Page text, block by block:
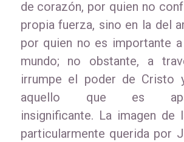
de corazón, por quien no
propia fuerza, sino en la del
por quien no es importante
mundo; no obstante, a
irrumpe el poder de Cristo
aquello que es
insignificante. La imagen de
particularmente querida por